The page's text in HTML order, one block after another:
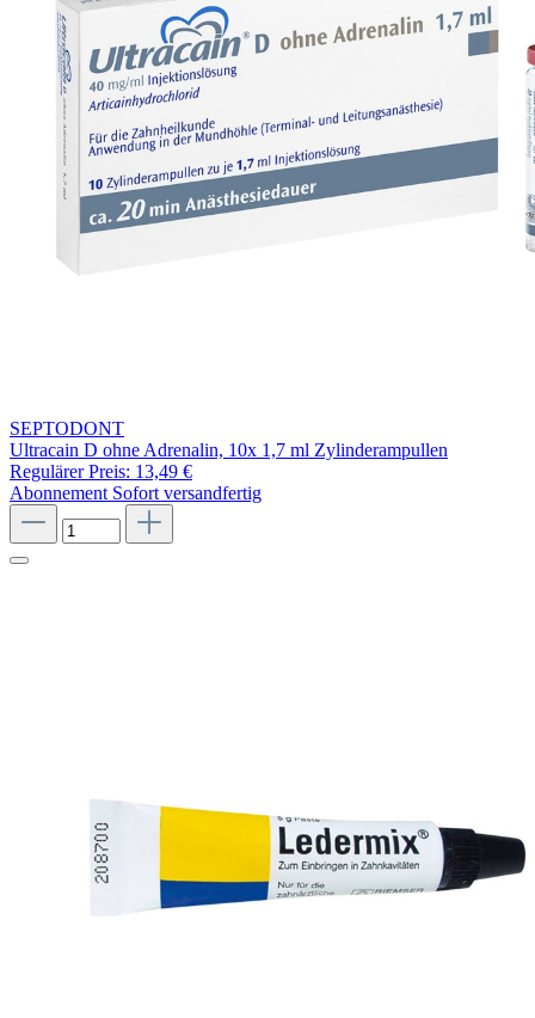
SEPTODONT
Ultracain D ohne Adrenalin, 10x 1,7 ml Zylinderampullen
Regulärer Preis: 13,49 €
Abonnement Sofort versandfertig